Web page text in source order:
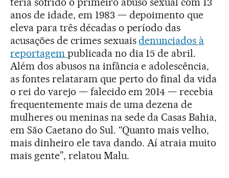
anos de idade, em 1983 — depoimento que
eleva para três décadas o período das
acusações de crimes sexuaisdenunciados à
reportagem publicada no dia 15 de abril.
Além dos abusos na infância e adolescência,
as fontes relataram que perto do final da vida
o rei do varejo — falecido em 2014 — recebia
frequentemente mais de uma dezena de
mulheres ou meninas na sede da Casas Bahia,
em São Caetano do Sul. “Quanto mais velho,
mais dinheiro ele tava dando. Aí atraia muito
mais gente”, relatou Malu.